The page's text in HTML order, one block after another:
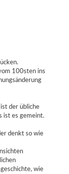
100sten ins
der übliche
ist es gemeint.
denkt so wie
wie